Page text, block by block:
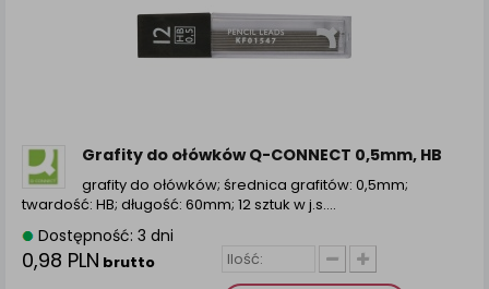
Grafity do ołówków Q-CONNECT 0,5mm, HB
grafity do ołówków; średnica grafitów: 0,5mm;
twardość: HB; długość: 60mm; 12 sztuk w j.s....
Dostępność: 3 dni
0,98 PLN brutto